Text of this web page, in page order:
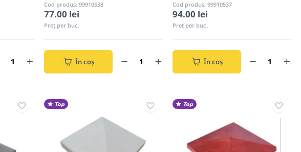
Cod produs: 99910538
77.00 lei
Preț per buc.
În coș
Cod produs: 99910537
94.00 lei
Preț per buc.
În coș
Top Top